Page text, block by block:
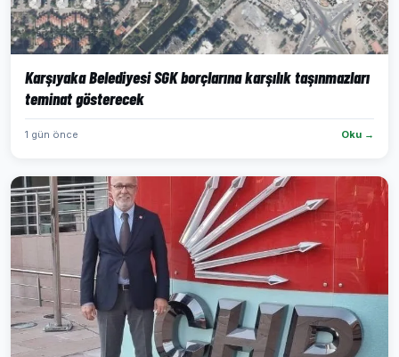
Karşıyaka Belediyesi SGK borçlarına karşılık taşınmazları
teminat gösterecek
1 gün önce Oku →